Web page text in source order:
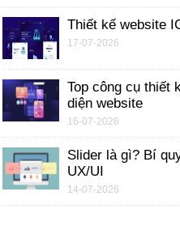
Thiết kế website
17-07-2026
Top công cụ thiết
diện website
16-07-2026
Slider là gì? Bí
UX/UI
14-07-2026